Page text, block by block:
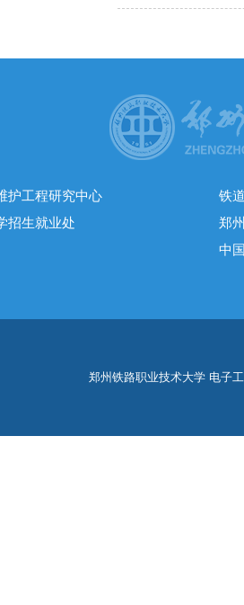
护工程研究中心
铁
招生就业处
郑
中
郑州铁路职业技术大学 电子